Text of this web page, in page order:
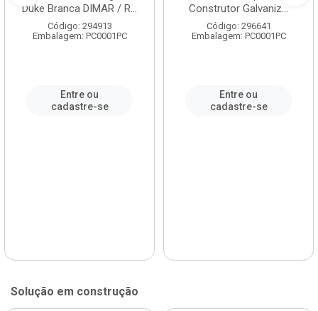
Duke Branca DIMAR / R...
Código: 294913
Embalagem: PC0001PC
Entre ou
cadastre-se
Construtor Galvaniz...
Código: 296641
Embalagem: PC0001PC
Entre ou
cadastre-se
Solução em construção